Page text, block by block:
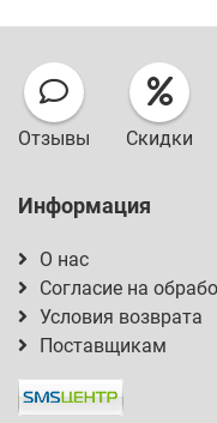
Отзывы Скидки
Информация
О нас
Согласие на
Условия возврата
Поставщикам